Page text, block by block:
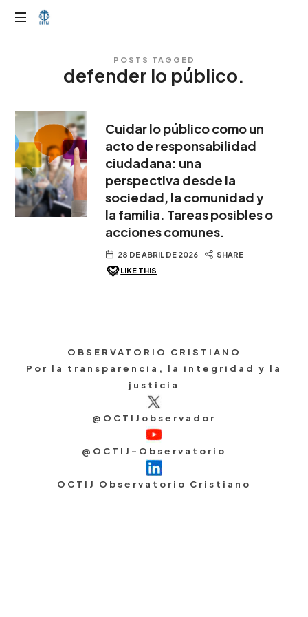
OTIJobservador
POSTS TAGGED
defender lo público.
Cuidar lo público como un
acto de responsabilidad
ciudadana: una
perspectiva desde la
sociedad, la comunidad y
la familia. Tareas posibles o
acciones comunes.
28 DE ABRIL DE 2026
SHARE
LIKE THIS
OBSERVATORIO CRISTIANO
Por la transparencia, la integridad y la
justicia
@OCTIJobservador
@OCTIJ-Observatorio
OCTIJ Observatorio Cristiano